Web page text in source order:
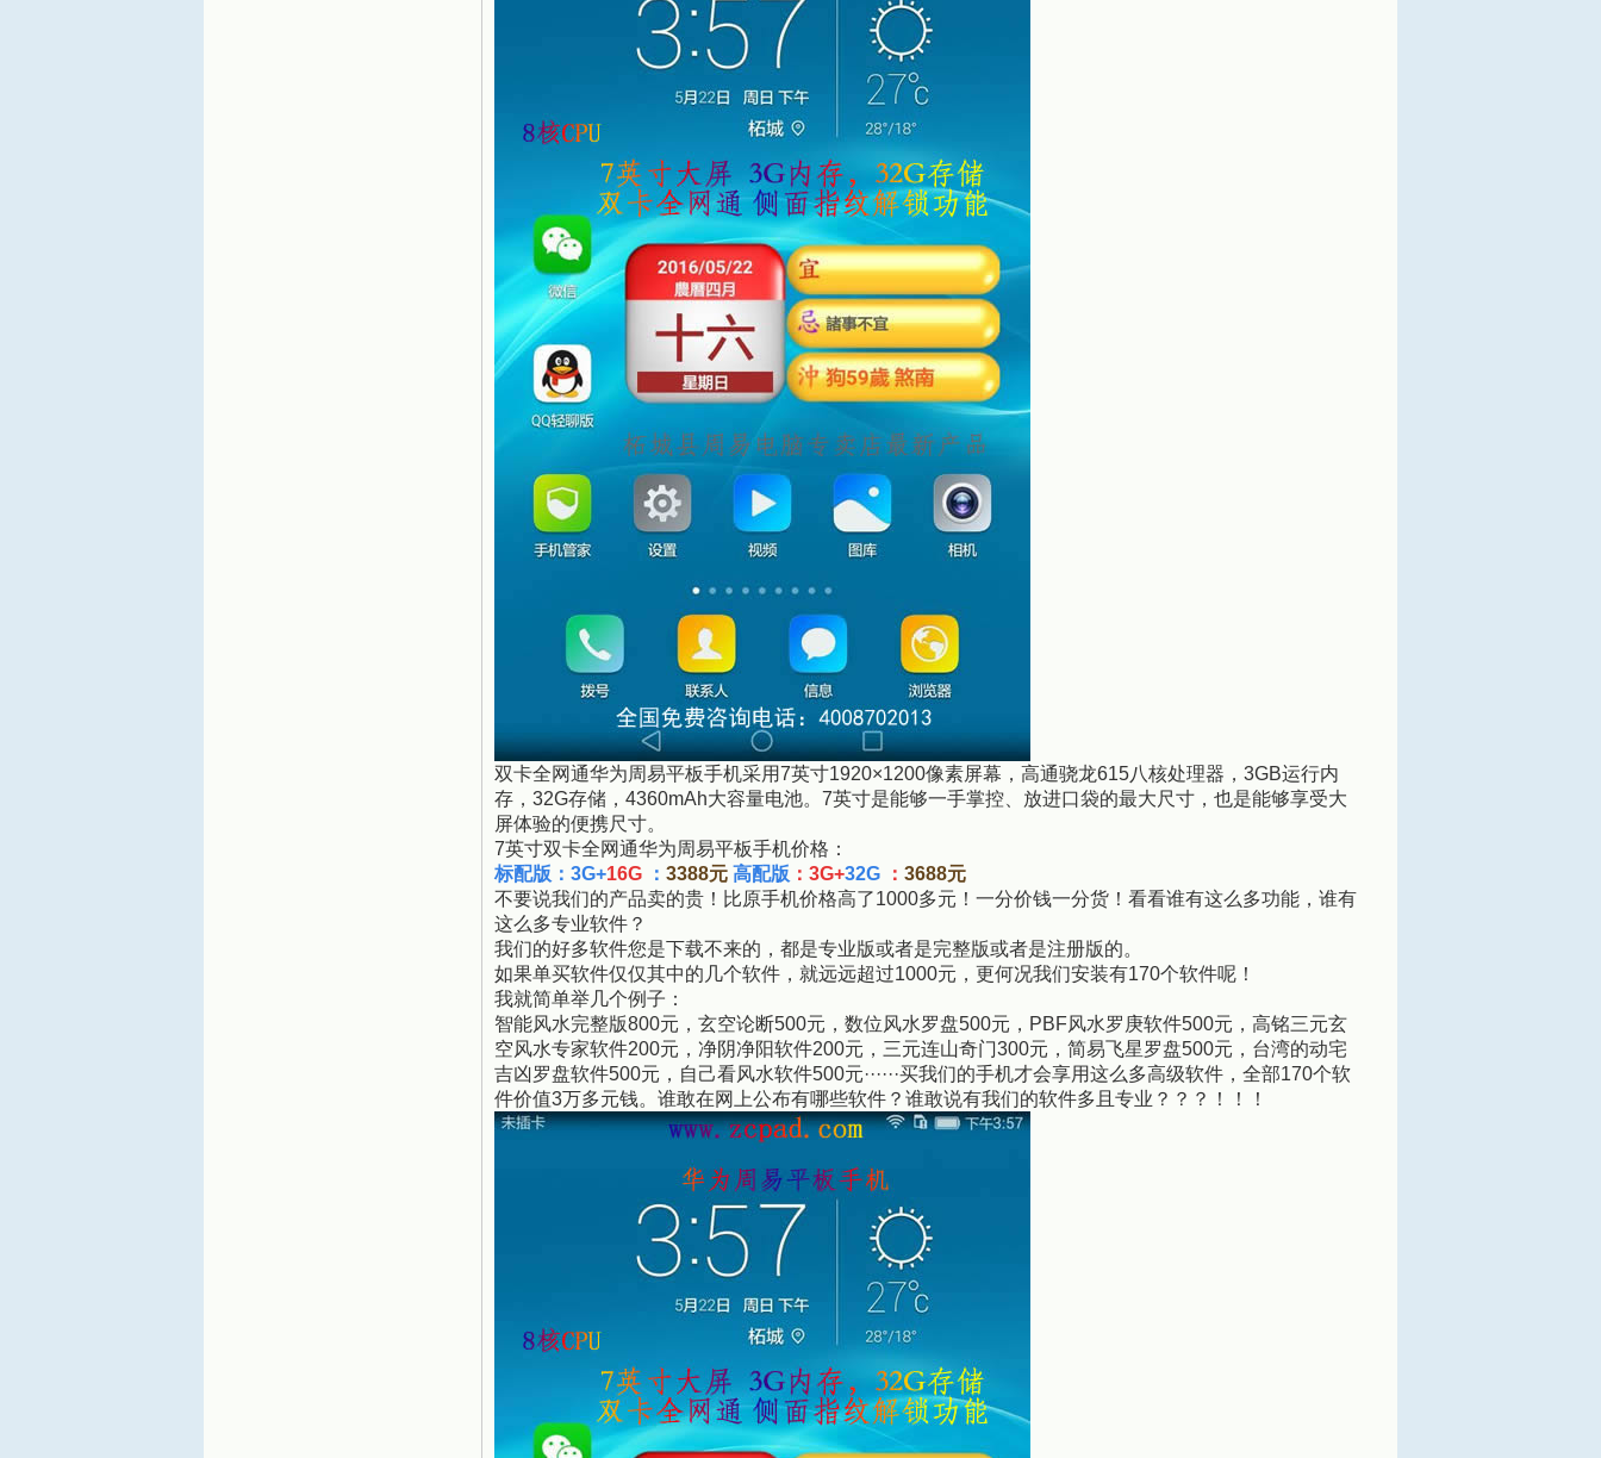
双卡全网通华为周易平板手机采用7英寸1920×1200像素屏幕，高通骁龙615八核处理器，3GB运行内
存，32G存储，4360mAh大容量电池。7英寸是能够一手掌控、放进口袋的最大尺寸，也是能够享受大
屏体验的便携尺寸。
7英寸双卡全网通华为周易平板手机价格：
标配版：3G+16G ： 3388元 高配版 ：3G+32G ： 3688元
不要说我们的产品卖的贵！比原手机价格高了1000多元！ 一分价钱一分货！看看谁有这么多功能，谁有
这么多专业软件？
我们的好多软件您是下载不来的，都是专业版或者是完整版或者是注册版的。
如果单买软件仅仅其中的几个软件，就远远超过1000元，更何况我们安装有170个软件呢！
我就简单举几个例子：
智能风水完整版800元，玄空论断500元，数位风水罗盘500元，PBF风水罗庚软件500元，高铭三元玄
空风水专家软件200元，净阴净阳软件200元，三元连山奇门300元，简易飞星罗盘500元，台湾的动宅
吉凶罗盘软件500元，自己看风水软件500元······买我们的手机才会享用这么多高级软件，全部170个软
件价值3万多元钱。谁敢在网上公布有哪些软件？谁敢说有我们的软件多且专业？？？！！！